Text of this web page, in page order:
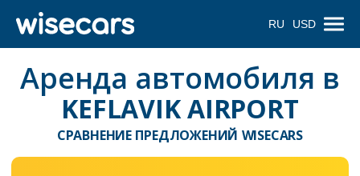
RU USD
Аренда автомобиля в
KEFLAVIK AIRPORT
СРАВНЕНИЕ ПРЕДЛОЖЕНИЙ WISECARS